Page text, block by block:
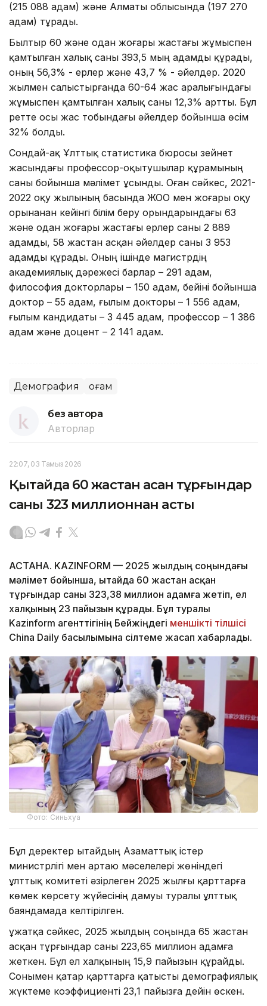
(215 088 адам) және Алматы облысында (197 270
адам) тұрады.
Былтыр 60 және одан жоғары жастағы жұмыспен
қамтылған халық саны 393,5 мың адамды құрады,
оның 56,3% - ерлер және 43,7 % - әйелдер. 2020
жылмен салыстырғанда 60-64 жас аралығындағы
жұмыспен қамтылған халық саны 12,3% артты. Бұл
ретте осы жас тобындағы әйелдер бойынша өсім
32% болды.
Сондай-ақ Ұлттық статистика бюросы зейнет
жасындағы профессор-оқытушылар құрамының
саны бойынша мәлімет ұсынды. Оған сәйкес, 2021-
2022 оқу жылының басында ЖОО мен жоғары оқу
орынанан кейінгі білім беру орындарындағы 63
және одан жоғары жастағы ерлер саны 2 889
адамды, 58 жастан асқан әйелдер саны 3 953
адамды құрады. Оның ішінде магистрдің
академиялық дәрежесі барлар – 291 адам,
философия докторлары – 150 адам, бейіні бойынша
доктор – 55 адам, ғылым докторы – 1 556 адам,
ғылым кандидаты – 3 445 адам, профессор – 1 386
адам және доцент – 2 141 адам.
Демография Қоғам
без автора
Авторлар
22:07, 03 Тамыз 2026
Қытайда 60 жастан асқан тұрғындар
саны 323 миллионнан асты
АСТАНА. KAZINFORM — 2025 жылдың соңындағы
мәлімет бойынша, Қытайда 60 жастан асқан
тұрғындар саны 323,38 миллион адамға жетіп, ел
халқының 23 пайызын құрады. Бұл туралы
Kazinform агенттігінің Бейжіңдегі меншікті тілшісі
China Daily басылымына сілтеме жасап хабарлады.
Фото: Синьхуа
Бұл деректер Қытайдың Азаматтық істер
министрлігі мен Қартаю мәселелері жөніндегі
ұлттық комитеті әзірлеген 2025 жылғы қарттарға
көмек көрсету жүйесінің дамуы туралы ұлттық
баяндамада келтірілген.
Құжатқа сәйкес, 2025 жылдың соңында 65 жастан
асқан тұрғындар саны 223,65 миллион адамға
жеткен. Бұл ел халқының 15,9 пайызын құрайды.
Сонымен қатар қарттарға қатысты демографиялық
жүктеме коэффициенті 23,1 пайызға дейін өскен.